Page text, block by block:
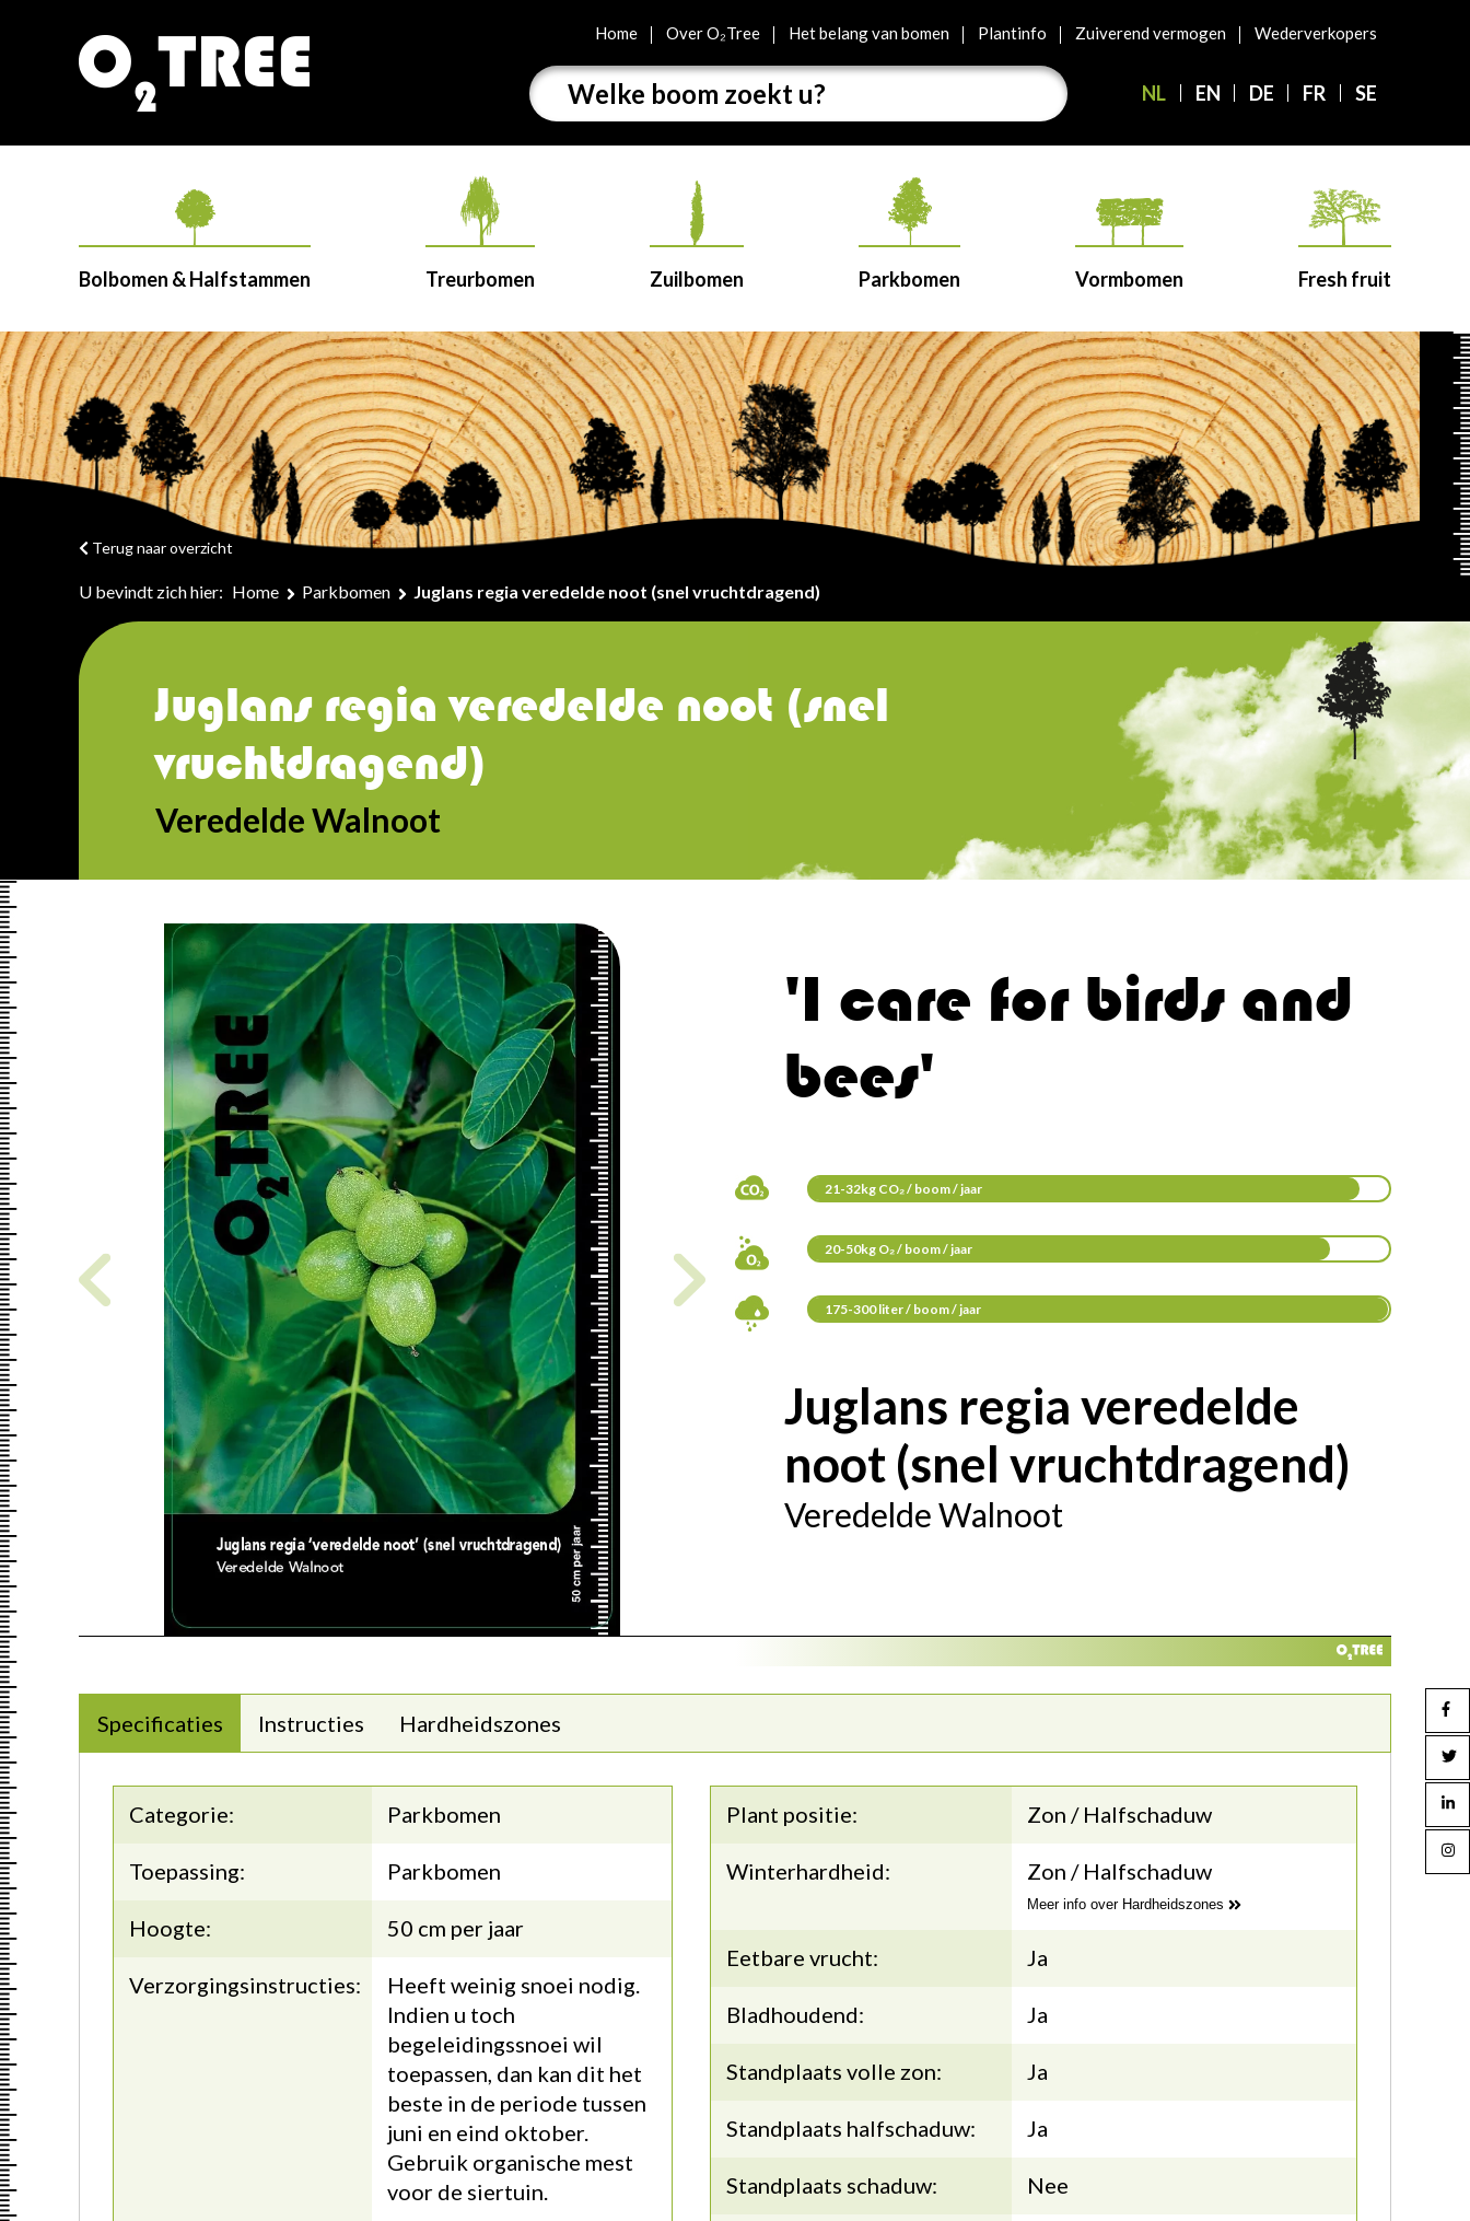
Home Over O₂Tree Het belang van bomen Plantinfo Zuiverend vermogen Wederverkopers
NL EN DE FR SE
Bolbomen & Halfstammen Treurbomen Zuilbomen Parkbomen Vormbomen Fresh fruit
U bevindt zich hier: Home Parkbomen Juglans regia veredelde noot (snel vruchtdragend)
Terug naar overzicht
Juglans regia veredelde noot (snel
vruchtdragend)
Veredelde Walnoot
'I care for birds and
bees'
21-32kg CO₂ / boom / jaar
20-50kg O₂ / boom / jaar
175-300 liter / boom / jaar
Juglans regia veredelde
noot (snel vruchtdragend)
Veredelde Walnoot
Specificaties Instructies Hardheidszones
Categorie: Parkbomen
Toepassing: Parkbomen
Hoogte: 50 cm per jaar
Verzorgingsinstructies:
Heeft weinig snoei nodig.
Indien u toch
begeleidingssnoei wil
toepassen, dan kan dit het
beste in de periode tussen
juni en eind oktober.
Gebruik organische mest
voor de siertuin.
Plant positie: Zon / Halfschaduw
Winterhardheid: Zon / Halfschaduw
Meer info over Hardheidszones
Eetbare vrucht: Ja
Bladhoudend: Ja
Standplaats volle zon: Ja
Standplaats halfschaduw: Ja
Standplaats schaduw: Nee